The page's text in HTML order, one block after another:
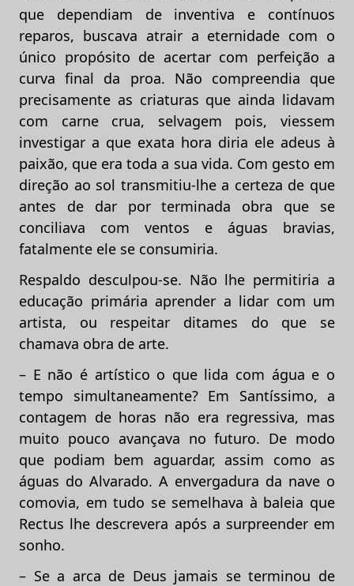
que dependiam de inventiva e contínuos
reparos, buscava atrair a eternidade com o
único propósito de acertar com perfeição a
curva final da proa. Não compreendia que
precisamente as criaturas que ainda lidavam
com carne crua, selvagem pois, viessem
investigar a que exata hora diria ele adeus à
paixão, que era toda a sua vida. Com gesto em
direção ao sol transmitiu-lhe a certeza de que
antes de dar por terminada obra que se
conciliava com ventos e águas bravias,
fatalmente ele se consumiria.
Respaldo desculpou-se. Não lhe permitiria a
educação primária aprender a lidar com um
artista, ou respeitar ditames do que se
chamava obra de arte.
– E não é artístico o que lida com água e o
tempo simultaneamente? Em Santíssimo, a
contagem de horas não era regressiva, mas
muito pouco avançava no futuro. De modo
que podiam bem aguardar, assim como as
águas do Alvarado. A envergadura da nave o
comovia, em tudo se semelhava à baleia que
Rectus lhe descrevera após a surpreender em
sonho.
– Se a arca de Deus jamais se terminou de